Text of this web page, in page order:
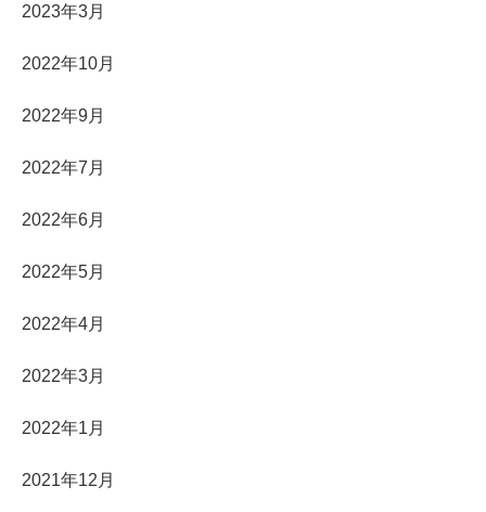
2023年3月
2022年10月
2022年9月
2022年7月
2022年6月
2022年5月
2022年4月
2022年3月
2022年1月
2021年12月